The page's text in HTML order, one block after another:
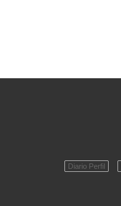
Diario Perfil